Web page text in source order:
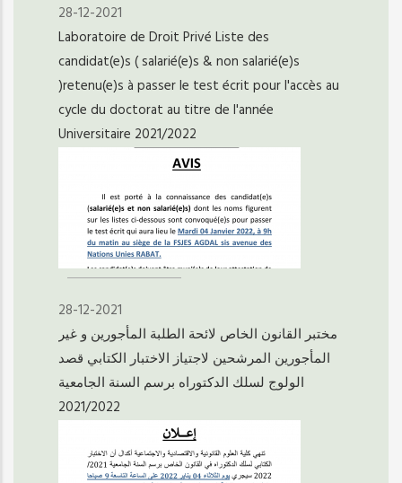
28-12-2021
Laboratoire de Droit Privé Liste des
candidat(e)s ( salarié(e)s & non salarié(e)s
)retenu(e)s à passer le test écrit pour l'accès au
cycle du doctorat au titre de l'année
Universitaire 2021/2022
28-12-2021
مختبر القانون الخاص لائحة الطلبة المأجورين و غير
المأجورين المرشحين لاجتياز الاختبار الكتابي قصد
الولوج لسلك الدكتوراه برسم السنة الجامعية
2021/2022